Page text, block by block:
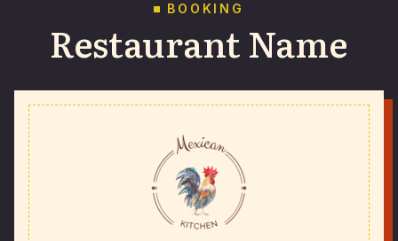
BOOKING
Restaurant Name